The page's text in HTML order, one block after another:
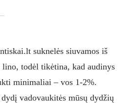
suknelės siuvamos iš
todėl tikėtina, kad audinys
minimaliai – vos 1-2%.
vadovaukitės mūsų dydžių